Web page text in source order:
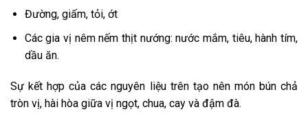
Đường, giấm, tỏi, ớt
Các gia vị nêm nếm thịt nướng: nước mắm, tiêu, hành tím,
dầu ăn.
Sự kết hợp của các nguyên liệu trên tạo nên món bún chả
tròn vị, hài hòa giữa vị ngọt, chua, cay và đậm đà.